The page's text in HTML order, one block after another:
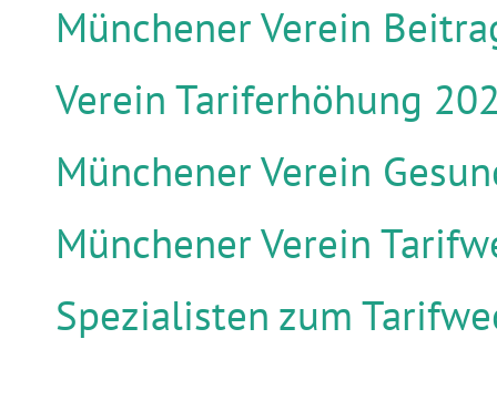
Münchener Verein
Verein Tariferhöhung
Münchener Verein
Münchener Verein
Spezialisten zum